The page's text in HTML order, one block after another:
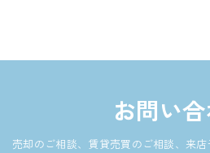
お問い
売却のご相談、賃貸売買のご相談、来